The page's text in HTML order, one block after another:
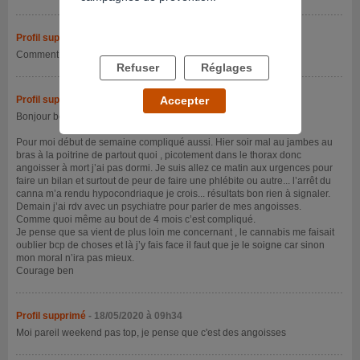
Profil supprimé
Comment allez vous ?
Profil supprimé
- 18/05/2020 à 08h58
Bonjour ben64
Pour moi début de semaine compliqué aussi. Hier soir mal au jambes au
bras à la poitrine de partout quoi , picotement dans le thorax donc
angoisser à mort j’ai pas dormi. Je suis allez ce matin aux urgences pour
faire un bilan et surtout de peur de faire une phlébite ou autre... l’arrêt du
canna m’a rendu hypocondriaque je crois... résultats bon rien à signaler.
Demain j’ai rdv avec un psychiatre pour parler de mes angoisses.
Comme quoi même au bout de 4 mois c’est compliqué.
Je pense que sa vient de plus loin me concernant , le cannabis me faisait
oublier bcp de choses et là j’y fais face il faut que je le soigne car sinon
mon moral n’ira pas mieux.
Courage ben
Profil supprimé - 18/05/2020 à 09h34
Moi pareil weekend pas top, je pense que c'est des angoisses
Refuser Réglages
Accepter